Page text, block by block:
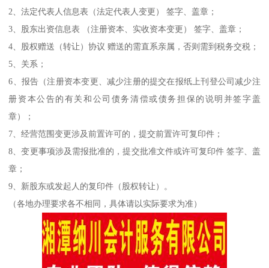
2、法定代表人信息表（法定代表人变更） 签字、盖章；
3、股东出资信息表 （注册资本、实收资本变更） 签字、盖章；
4、股权赠送（转让）协议 赠送的需直系亲属，否则需到税务交税；
5、关系；
6、报告（注册资本变更、减少注册的提交在报纸上刊登公司减少注
册资本公告的有关和公司债务清偿或债务担保的说明并签字盖
章）；
7、经营范围变更涉及前置许可的，提交前置许可复印件；
8、变更事项涉及需报批准的，提交批准文件或许可复印件 签字、盖
章；
9、新股东或发起人的复印件（股权转让）。
（各地办理要求各不相同，具体请以实际要求为准）